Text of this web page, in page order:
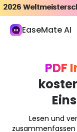
2026
2026
EaseMate AI
Studium und Arbeit
ChatPDF
KI-Studie &
PDF
Lesen und
zusammenfassen